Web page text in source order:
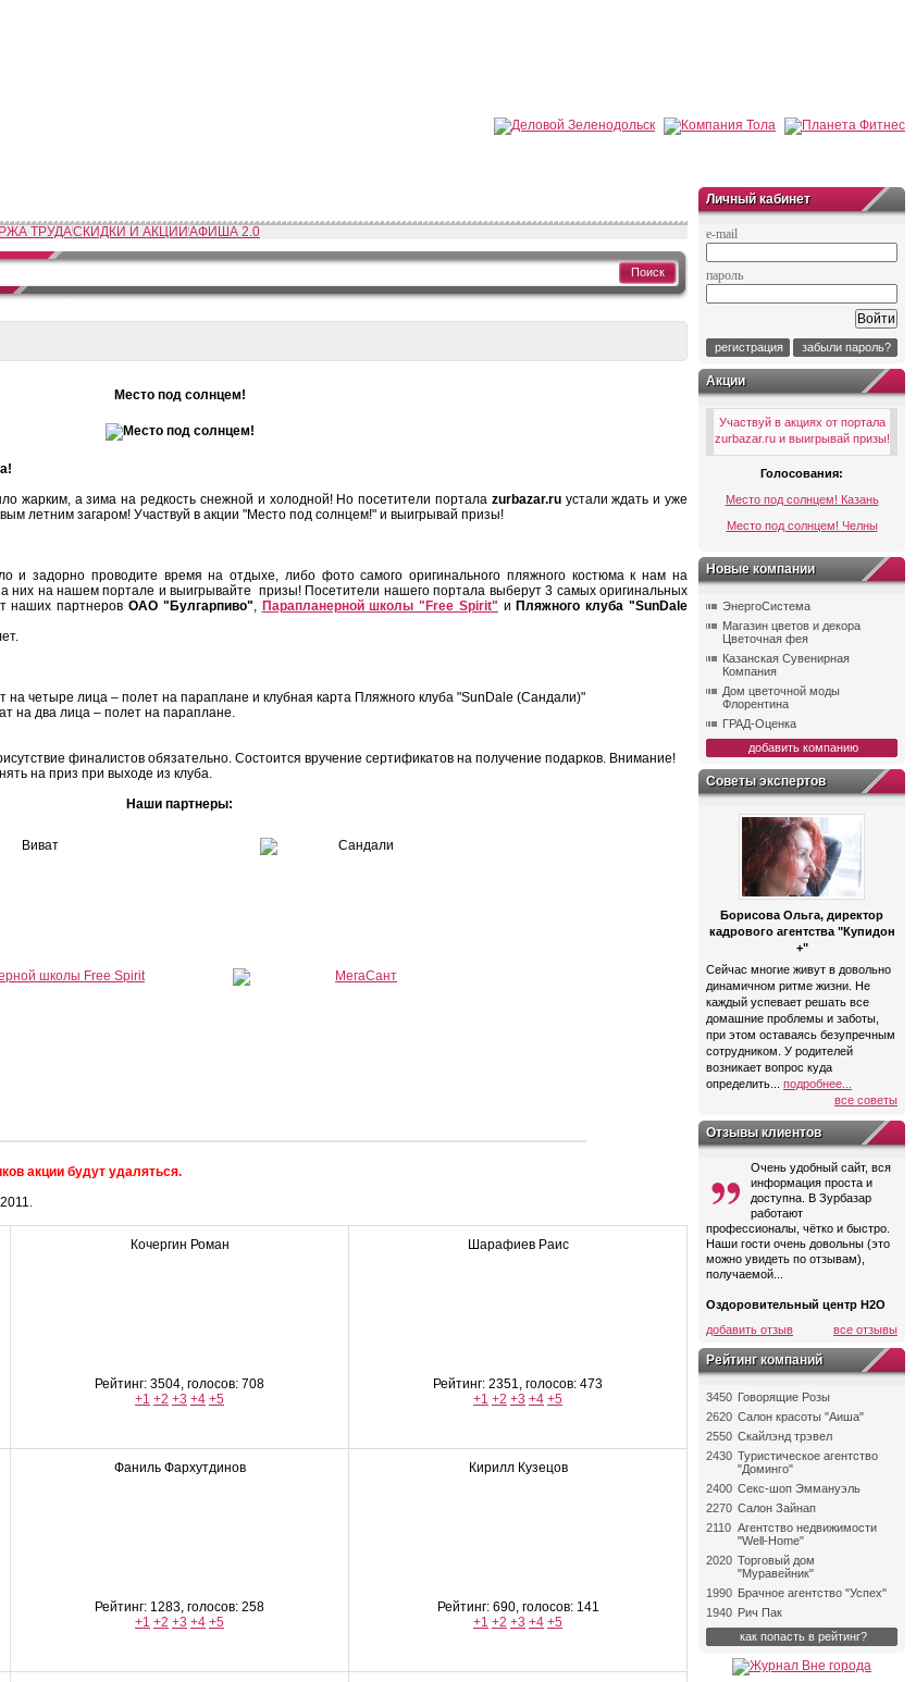
ТРУДАСКИДКИ И АКЦИИ АФИША 2.0
Поиск
Место под солнцем!
жарким, а зима на редкость снежной и холодной! Но посетители портала zurbazar.ruустали ждать и уже
летним загаром! Участвуй в акции "Место под солнцем!" и выигрывай призы!
и задорно проводите время на отдыхе, либо фото самого оригинального пляжного костюма к нам на
них на нашем портале и выигрывайте призы! Посетители нашего портала выберут 3 самых оригинальных
наших партнеров ОАО "Булгарпиво", Парапланерной школы "Free Spirit" и Пляжного клуба "SunDale
на четыре лица – полет на параплане и клубная карта Пляжного клуба "SunDale (Сандали)"
на два лица – полет на параплане.
финалистов обязательно. Состоится вручение сертификатов на получение подарков. Внимание!
на приз при выходе из клуба.
Наши партнеры:
акции будут удаляться.
Кочергин Роман
Рейтинг: 3504, голосов: 708
+1 +2 +3 +4 +5
Шарафиев Раис
Рейтинг: 2351, голосов: 473
+1 +2 +3 +4 +5
Фаниль Фархутдинов
Рейтинг: 1283, голосов: 258
+1 +2 +3 +4 +5
Кирилл Кузецов
Рейтинг: 690, голосов: 141
+1 +2 +3 +4 +5
Личный кабинет
e-mail
пароль
регистрация забыли пароль?
Акции
Участвуй в акциях от портала
zurbazar.ru и выигрывай призы!
Голосования:
Место под солнцем! Казань
Место под солнцем! Челны
Новые компании
ЭнергоСистема
Магазин цветов и декора
Цветочная фея
Казанская Сувенирная
Компания
Дом цветочной моды
Флорентина
ГРАД-Оценка
добавить компанию
Советы экспертов
Борисова Ольга, директор
кадрового агентства "Купидон
+"
Сейчас многие живут в довольно
динамичном ритме жизни. Не
каждый успевает решать все
домашние проблемы и заботы,
при этом оставаясь безупречным
сотрудником. У родителей
возникает вопрос куда
определить... подробнее...
все советы
Отзывы клиентов
Очень удобный сайт, вся
информация проста и
доступна. В Зурбазар
работают
профессионалы, чётко и быстро.
Наши гости очень довольны (это
можно увидеть по отзывам),
получаемой...
Оздоровительный центр Н2О
добавить отзыв
все отзывы
Рейтинг компаний
3450 Говорящие Розы
2620 Салон красоты "Аиша"
2550 Скайлэнд трэвел
2430 Туристическое агентство
"Доминго"
2400 Секс-шоп Эммануэль
2270 Салон Зайнап
2110 Агентство недвижимости
"Well-Home"
2020 Торговый дом
"Муравейник"
1990 Брачное агентство "Успех"
1940 Рич Пак
как попасть в рейтинг?